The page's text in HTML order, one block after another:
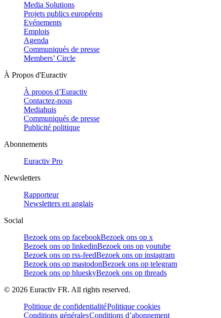
Media Solutions
Projets publics européens
Evénements
Emplois
Agenda
Communiqués de presse
Members’ Circle
À Propos d'Euractiv
À propos d’Euractiv
Contactez-nous
Mediahuis
Communiqués de presse
Publicité politique
Abonnements
Euractiv Pro
Newsletters
Rapporteur
Newsletters en anglais
Social
Bezoek ons op facebookBezoek ons op x
Bezoek ons op linkedinBezoek ons op youtube
Bezoek ons op rss-feedBezoek ons op instagram
Bezoek ons op mastodonBezoek ons op telegram
Bezoek ons op blueskyBezoek ons op threads
© 2026 Euractiv FR. All rights reserved.
Politique de confidentialitéPolitique cookies
Conditions généralesConditions d’abonnement